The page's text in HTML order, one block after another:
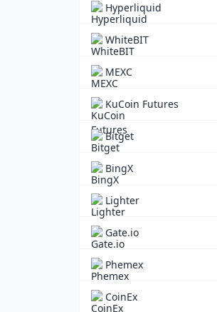
Hyperliquid
WhiteBIT
MEXC
KuCoin Futures
Bitget
BingX
Lighter
Gate.io
Phemex
CoinEx